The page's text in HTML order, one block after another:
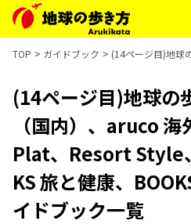
TOP ガイドブック (14ページ目)地球
(14ページ目)地球の
（国内）、aruco 海
Plat、Resort Style
KS 旅と健康、
イドブック一覧